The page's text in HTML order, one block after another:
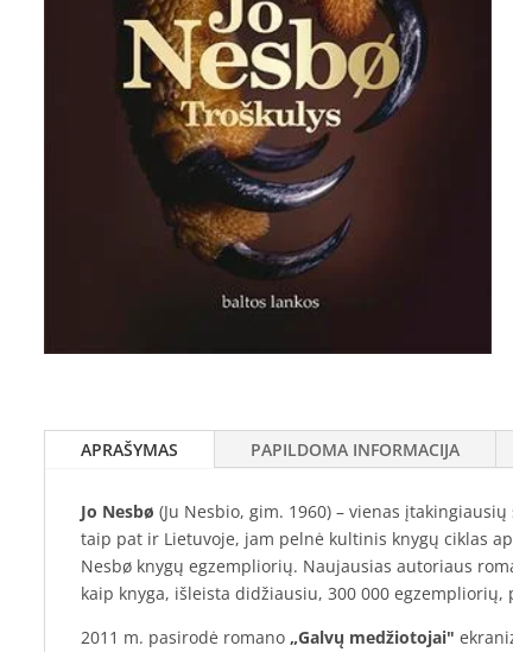
APRAŠYMAS PAPILDOMA INFORMACIJA
Jo Nesbø (Ju Nesbio, gim. 1960) – vienas
taip pat ir Lietuvoje, jam pelnė kultinis knygų ciklas
Nesbø knygų egzempliorių. Naujausias autoriaus
kaip knyga, išleista didžiausiu, 300 000
2011 m. pasirodė romano „Galvų medžiotojai"